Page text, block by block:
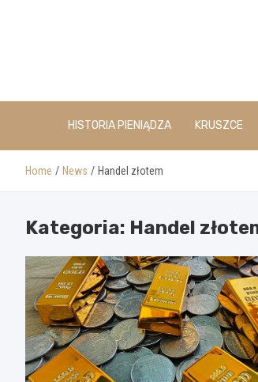
HISTORIA PIENIĄDZA KRUSZCE
Home News Handel złotem
Kategoria: Handel